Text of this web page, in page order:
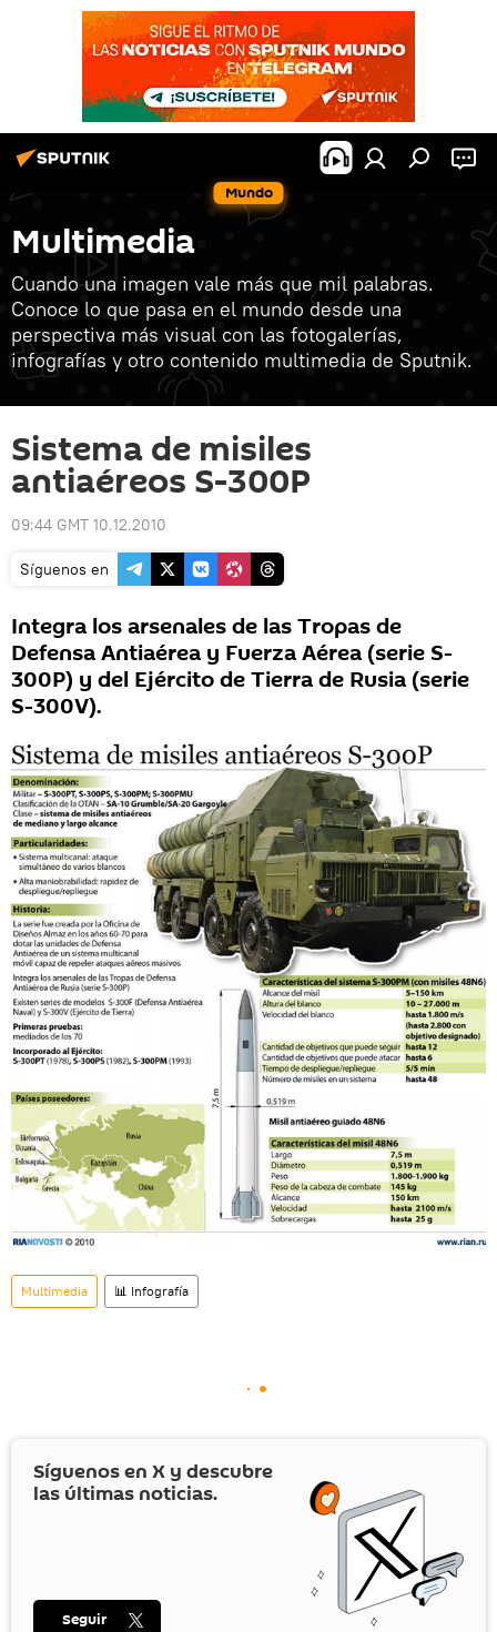
Mundo
Multimedia
Cuando una imagen vale más que mil palabras.
Conoce lo que pasa en el mundo desde una
perspectiva más visual con las fotogalerías,
infografías y otro contenido multimedia de Sputnik.
Sistema de misiles
antiaéreos S-300P
09:44 GMT 10.12.2010
Síguenos en
Integra los arsenales de las Tropas de
Defensa Antiaérea y Fuerza Aérea (serie S-
300P) y del Ejército de Tierra de Rusia (serie
S-300V).
Multimedia 📊 Infografía
Síguenos en X y descubre
las últimas noticias.
Seguir